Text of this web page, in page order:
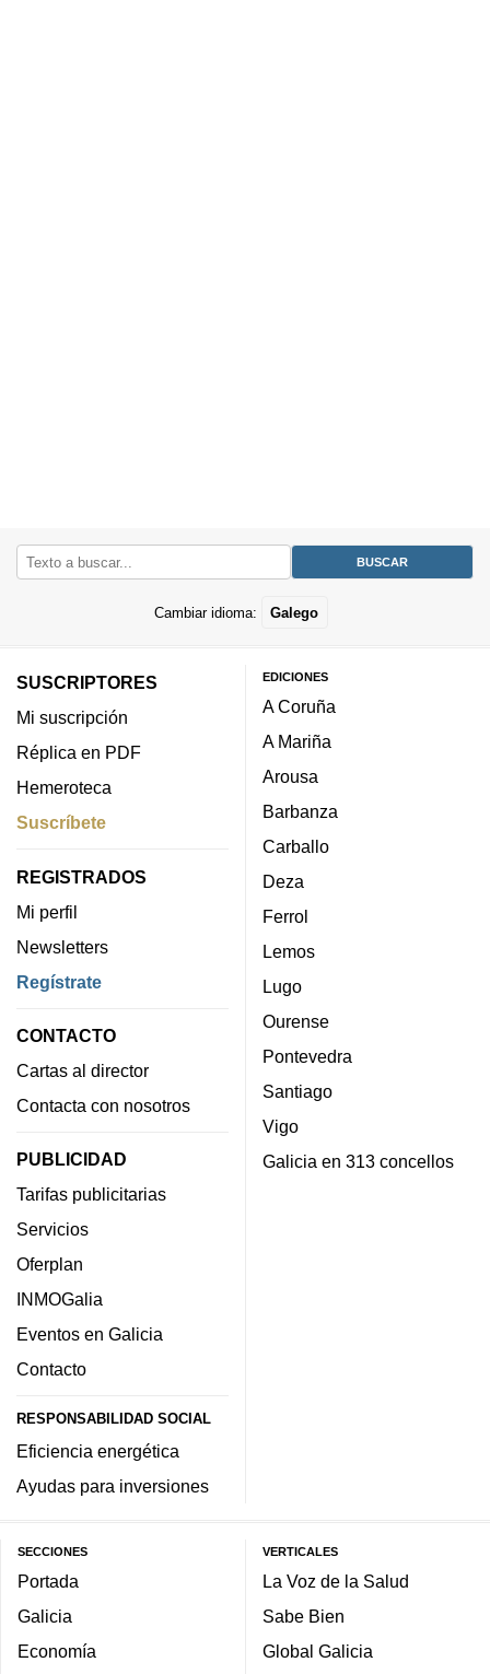
Cambiar idioma: Galego
SUSCRIPTORES
Mi suscripción
Réplica en PDF
Hemeroteca
Suscríbete
REGISTRADOS
Mi perfil
Newsletters
Regístrate
CONTACTO
Cartas al director
Contacta con nosotros
PUBLICIDAD
Tarifas publicitarias
Servicios
Oferplan
INMOGalia
Eventos en Galicia
Contacto
RESPONSABILIDAD SOCIAL
Eficiencia energética
Ayudas para inversiones
EDICIONES
A Coruña
A Mariña
Arousa
Barbanza
Carballo
Deza
Ferrol
Lemos
Lugo
Ourense
Pontevedra
Santiago
Vigo
Galicia en 313 concellos
SECCIONES
Portada
Galicia
Economía
VERTICALES
La Voz de la Salud
Sabe Bien
Global Galicia